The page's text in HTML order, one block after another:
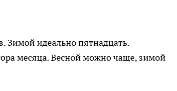
Зимой идеально пятнадцать.
месяца. Весной можно чаще, зимой